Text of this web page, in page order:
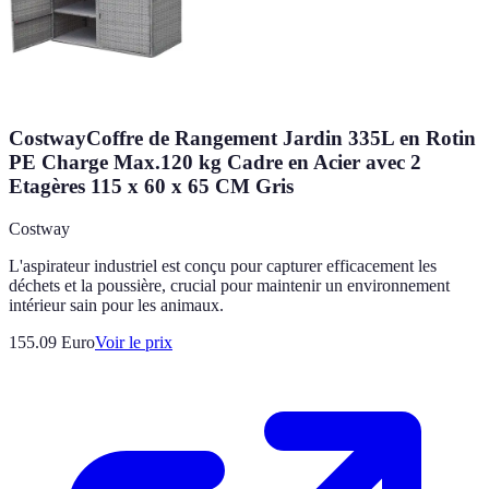
CostwayCoffre de Rangement Jardin 335L en Rotin
PE Charge Max.120 kg Cadre en Acier avec 2
Etagères 115 x 60 x 65 CM Gris
Costway
L'aspirateur industriel est conçu pour capturer efficacement les
déchets et la poussière, crucial pour maintenir un environnement
intérieur sain pour les animaux.
155.09 EuroVoir le prix